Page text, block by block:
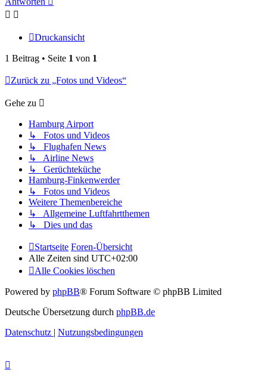
Druckansicht
1 Beitrag • Seite 1 von 1
Zurück zu „Fotos und Videos“
Gehe zu
Hamburg Airport
↳ Fotos und Videos
↳ Flughafen News
↳ Airline News
↳ Gerüchteküche
Hamburg-Finkenwerder
↳ Fotos und Videos
Weitere Themenbereiche
↳ Allgemeine Luftfahrtthemen
↳ Dies und das
Startseite Foren-Übersicht
Alle Zeiten sind UTC+02:00
Alle Cookies löschen
Powered by phpBB® Forum Software © phpBB Limited
Deutsche Übersetzung durch phpBB.de
Datenschutz | Nutzungsbedingungen